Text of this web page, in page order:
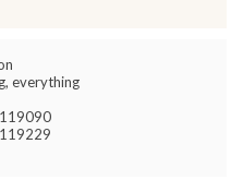
everything